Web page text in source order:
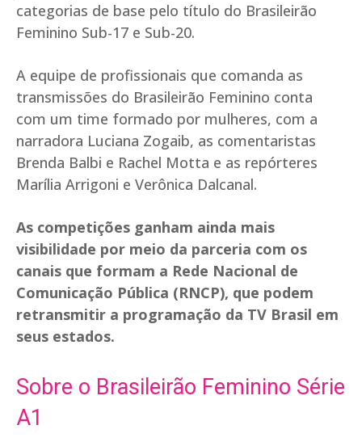
categorias de base pelo título do Brasileirão
Feminino Sub-17 e Sub-20.
A equipe de profissionais que comanda as
transmissões do Brasileirão Feminino conta
com um time formado por mulheres, com a
narradora Luciana Zogaib, as comentaristas
Brenda Balbi e Rachel Motta e as repórteres
Marília Arrigoni e Verônica Dalcanal.
As competições ganham ainda mais
visibilidade por meio da parceria com os
canais que formam a Rede Nacional de
Comunicação Pública (RNCP), que podem
retransmitir a programação da TV Brasil em
seus estados.
Sobre o Brasileirão Feminino Série
A1